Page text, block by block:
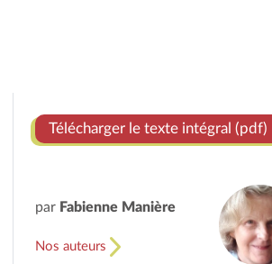
Télécharger le texte intégral (pdf)
par Fabienne Manière
Nos auteurs